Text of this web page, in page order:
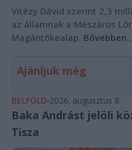
Vitézy Dávid szerint 2,3
az államnak a Mészáros
Magántőkealap.
Ajánljuk még
BELFÖLD 2026. augusztus 8.
Baka Andrást jelöli
Tisza